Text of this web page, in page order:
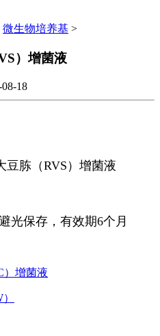
微生物培养基 >
）增菌液
18
豆胨（RVS ）增菌液
光保存，有效期6个月
）增菌液